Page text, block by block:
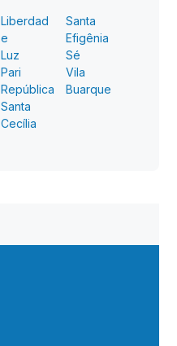
Liberdad
e
Luz
Pari
República
Santa
Cecília
Santa
Efigênia
Sé
Vila
Buarque